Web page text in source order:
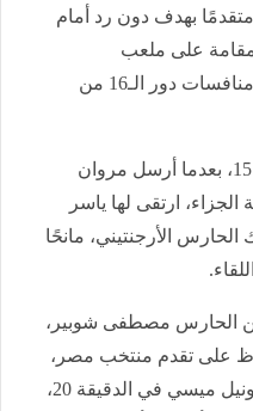
بهدف دون رد أمام
على ملعب
"مرسيدس بنز ستاديوم"، ضمن منافسات دور الـ16 من
وجاء هدف الفراعنة في الدقيقة 15، بعدما أرسل مروان
ارتقى لها ياسر
الأرجنتيني، مانحًا
من الحارس مصطفى شوبير،
على تقدم منتخب مصر،
بعدما تصدى لركلة جزاء نفذها ليونيل ميسي في الدقيقة 20،